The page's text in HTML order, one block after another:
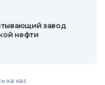
завод
нефти
на нас